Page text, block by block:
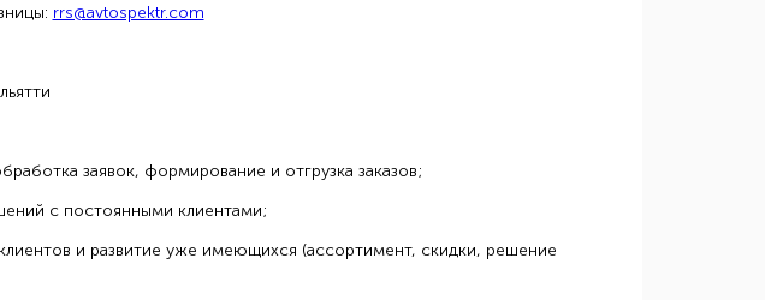
rrs@avtospektr.com
заявок, формирование и отгрузка заказов;
с постоянными клиентами;
и развитие уже имеющихся (ассортимент, скидки, решение